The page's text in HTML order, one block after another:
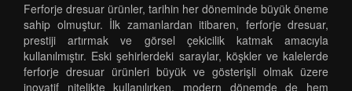
Ferforje dresuar ürünler, tarihin her döneminde büyük öneme
sahip olmuştur. İlk zamanlardan itibaren, ferforje dresuar,
prestiji artırmak ve görsel çekicilik katmak amacıyla
kullanılmıştır. Eski şehirlerdeki saraylar, köşkler ve kalelerde
ferforje dresuar ürünleri büyük ve gösterişli olmak üzere
inovatif nitelikte kullanılırken, modern dönemde de hem